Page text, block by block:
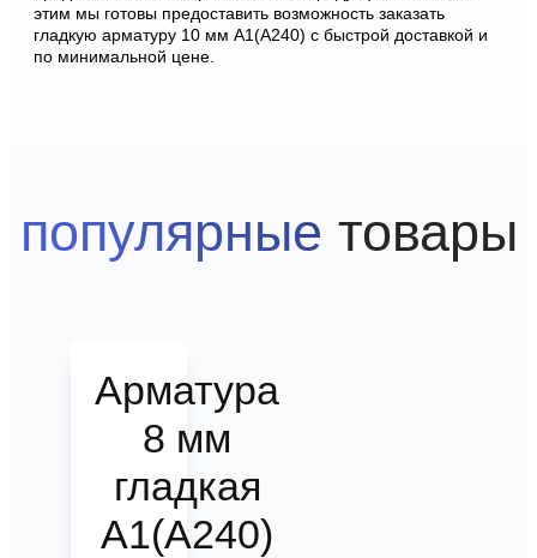
этим мы готовы предоставить возможность заказать
гладкую арматуру 10 мм А1(А240) с быстрой доставкой и
по минимальной цене.
популярные товары
Арматура
8 мм
гладкая
А1(А240)